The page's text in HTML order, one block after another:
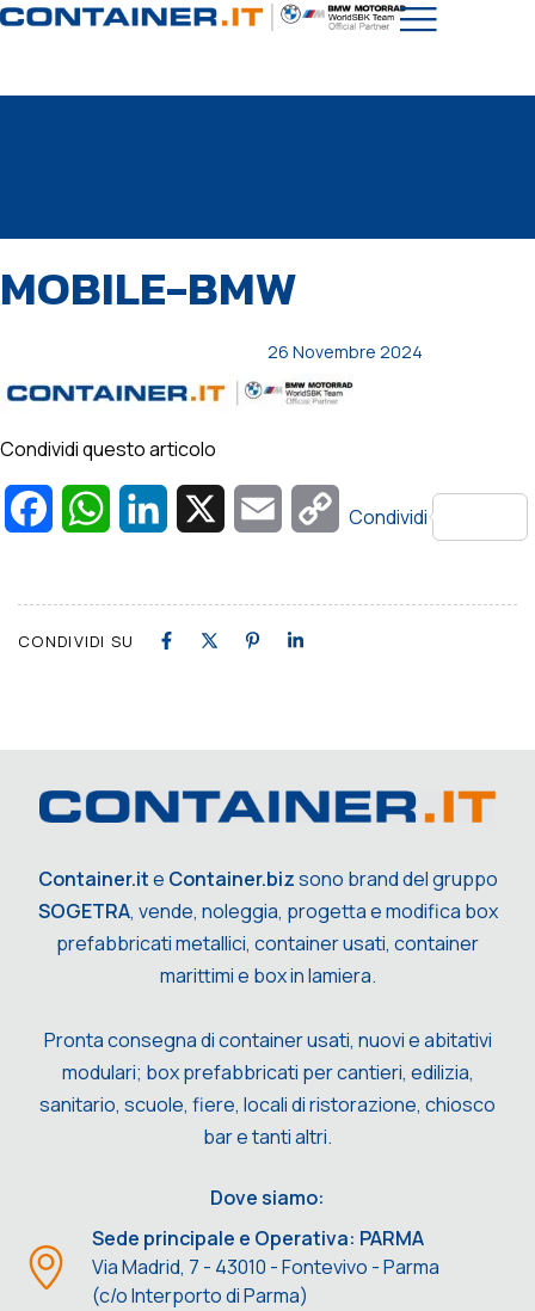
IN:
MOBILE-BMW
il:
26 Novembre 2024
Condividi questo articolo
FacebookWhatsAppLinkedIn Email
Copy
Condividi
CONDIVIDI SU
Container.ite Container.bizsono brand del gruppo
SOGETRA, vende, noleggia, progetta e modifica box
prefabbricati metallici, container usati, container
marittimi e box in lamiera.
Pronta consegna di container usati, nuovi e abitativi
modulari; box prefabbricati per cantieri, edilizia,
sanitario, scuole, fiere, locali di ristorazione, chiosco
bar e tanti altri.
Dove siamo:
Sede principale e Operativa: PARMA
Via Madrid, 7 - 43010 - Fontevivo - Parma
(c/o Interporto di Parma)